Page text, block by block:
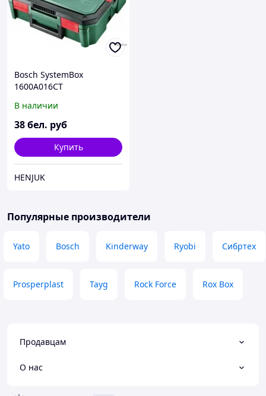
Bosch SystemBox
1600A016CT
В наличии
38бел. руб
Купить
HENJUK
Популярные производители
Yato Bosch Kinderway Ryobi Сибртех
Prosperplast Tayg Rock Force Rox Box
Продавцам
О нас